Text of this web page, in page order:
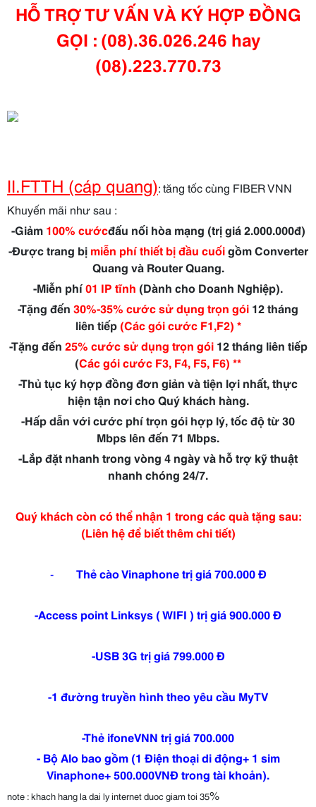
HỖ TRỢ TƯ VẤN VÀ KÝ HỢP ĐỒNG
GỌI : (08).36.026.246 hay
(08).223.770.73
II.FTTH (cáp quang):tăng tốc cùng FIBER VNN
Khuyến mãi như sau :
-Giảm 100% cướcđấu nối hòa mạng (trị giá 2.000.000đ)
-Được trang bị miễn phí thiết bị đầu cuốigồm Converter
Quang và Router Quang.
-Miễn phí01 IP tĩnh (Dành cho Doanh Nghiệp).
-Tặng đến 30%-35% cước sử dụng trọn gói 12 tháng
liên tiếp (Các gói cước F1,F2) *
-Tặng đến 25% cước sử dụng trọn gói12 tháng liên tiếp
(Các gói cước F3, F4, F5, F6) **
-Thủ tục ký hợp đồng đơn giản và tiện lợi nhất, thực
hiện tận nơi cho Quý khách hàng.
-Hấp dẫn với cước phí trọn gói hợp lý, tốc độ từ 30
Mbps lên đến 71 Mbps.
-Lắp đặt nhanh trong vòng 4 ngày và hỗ trợ kỹ thuật
nhanh chóng 24/7.
Quý khách còn có thể nhận 1 trong các quà tặng sau:
(Liên hệ để biết thêm chi tiết)
- Thẻ cào Vinaphone trị giá 700.000 Đ
-Access point Linksys ( WIFI ) trị giá 900.000 Đ
-USB 3G trị giá 799.000 Đ
-1 đường truyền hình theo yêu cầu MyTV
-Thẻ ifoneVNN trị giá 700.000
- Bộ Alo bao gồm (1 Điện thoại di động+ 1 sim
Vinaphone+ 500.000VNĐ trong tài khoản).
note : khach hang la dai ly internet duoc giam toi 35%